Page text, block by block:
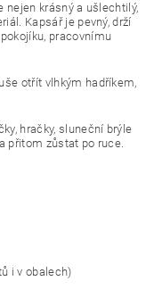
nejen krásný a ušlechtilý,
Kapsář je pevný, drží
pracovnímu
otřít vlhkým hadříkem,
hračky, sluneční brýle
přitom zůstat po ruce.
i v obalech)